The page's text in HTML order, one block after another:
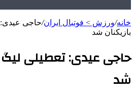
خانه/ورزش > فوتبال ایران/حاجی عیدی:
بازیکنان شد
حاجی عیدی: تعطیلی لیگ
شد